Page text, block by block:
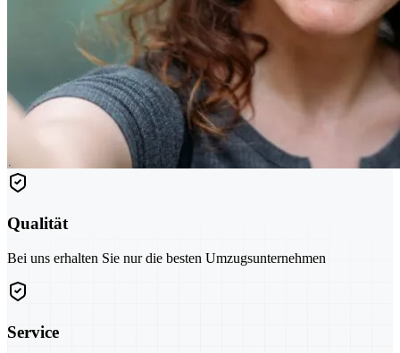
Qualität
Bei uns erhalten Sie nur die besten Umzugsunternehmen
Service